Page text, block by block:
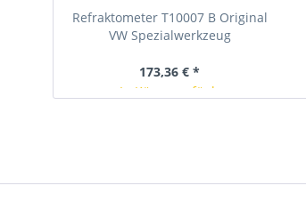
Refraktometer T10007 B Original
VW Spezialwerkzeug
173,36 € *
In Kürze verfügbar